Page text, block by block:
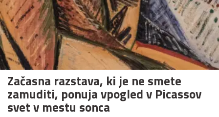
Začasna razstava, ki je ne smete
zamuditi, ponuja vpogled v Picassov
svet v mestu sonca